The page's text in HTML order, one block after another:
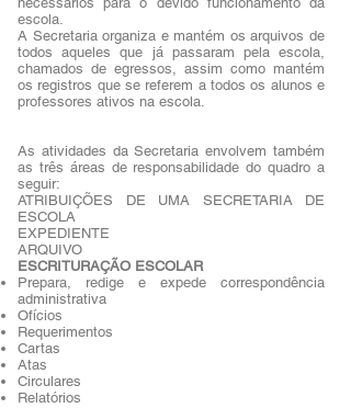
escola.
A Secretaria organiza e mantém os arquivos de
todos aqueles que já passaram pela escola,
chamados de egressos, assim como mantém
os registros que se referem a todos os alunos e
professores ativos na escola.
As atividades da Secretaria envolvem também
as três áreas de responsabilidade do quadro a
seguir:
ATRIBUIÇÕES DE UMA SECRETARIA DE
ESCOLA
EXPEDIENTE
ARQUIVO
ESCRITURAÇÃO ESCOLAR
Prepara, redige e expede correspondência
administrativa
Ofícios
Requerimentos
Cartas
Atas
Circulares
Relatórios